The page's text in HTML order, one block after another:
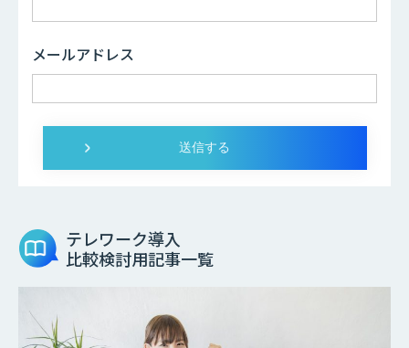
メールアドレス
テレワーク導入
比較検討用記事一覧